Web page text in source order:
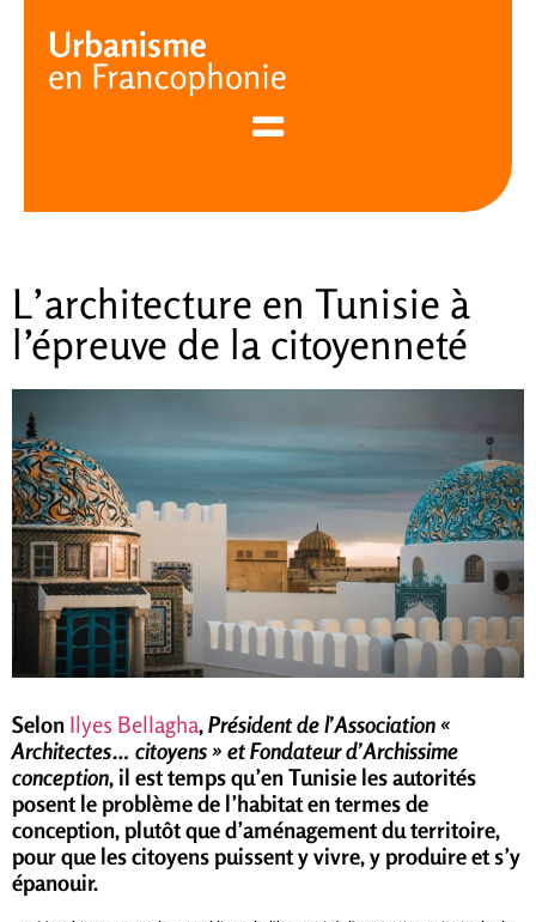
L’architecture en Tunisie à
l’épreuve de la citoyenneté
Selon Ilyes Bellagha,Président de l’Association «
Architectes… citoyens » et Fondateur d’Archissime
conception, il est temps qu’en Tunisie les autorités
posent le problème de l’habitat en termes de
conception, plutôt que d’aménagement du territoire,
pour que les citoyens puissent y vivre, y produire et s’y
épanouir.